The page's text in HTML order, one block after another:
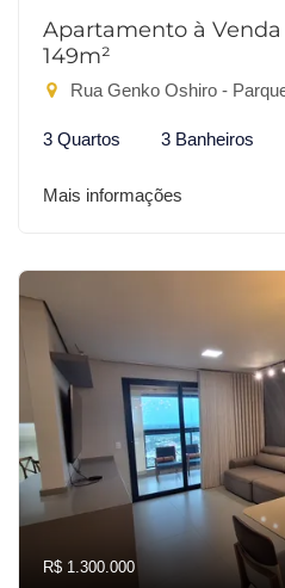
Apartamento à
149m²
Rua Genko Oshiro -
3 Quartos 3 Banheiros
Mais informações
R$ 1.300.000